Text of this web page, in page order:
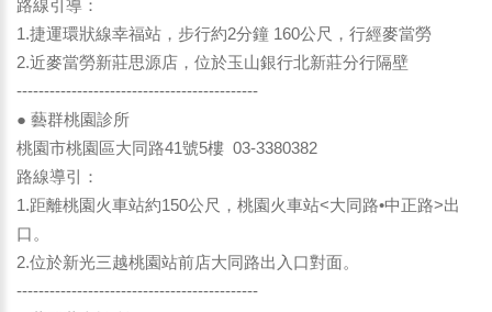
路線引導：
1.捷運環狀線幸福站，步行約2分鐘 160公尺，行經麥當勞
2.近麥當勞新莊思源店，位於玉山銀行北新莊分行隔壁
--------------------------------------------
● 藝群桃園診所
桃園市桃園區大同路41號5樓 03-3380382
路線導引：
1.距離桃園火車站約150公尺，桃園火車站<大同路•中正路>出
口。
2.位於新光三越桃園站前店大同路出入口對面。
--------------------------------------------